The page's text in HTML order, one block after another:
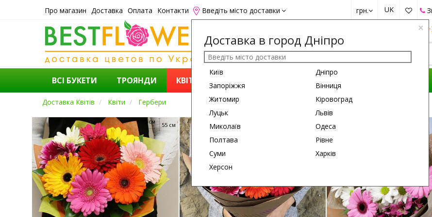
Про магазин Доставка Оплата Контакти Введіть місто доставки
×
Доставка в город Дніпро
Київ
Дніпро
Запоріжжя
Вінниця
Житомир
Кіровоград
Луцьк
Львів
Миколаїв
Одеса
Полтава
Рівне
Суми
Харків
Херсон
грн. UK
ВСІ БУКЕТИ ТРОЯНДИ КВІТИ
Доставка Квітів Квіти Гербери
55 см
25 см 55 см